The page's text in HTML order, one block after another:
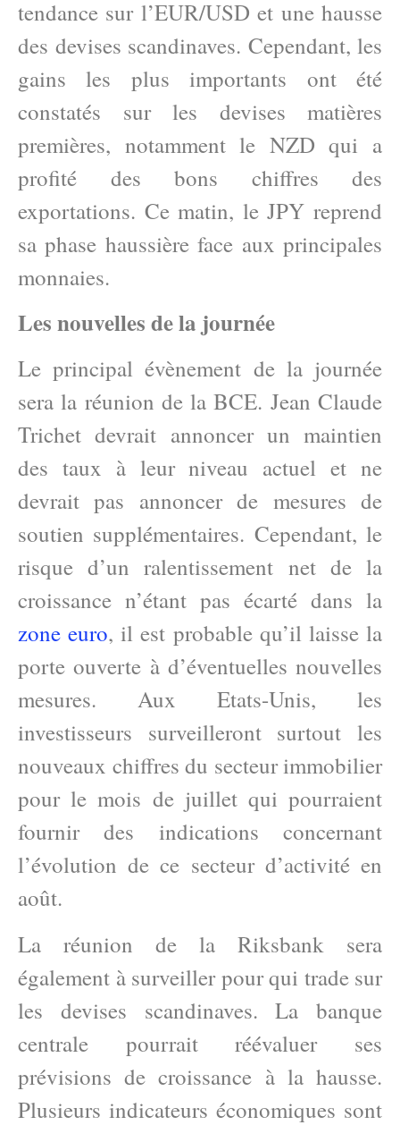
tendance sur l’EUR/USD et une hausse
des devises scandinaves. Cependant, les
gains les plus importants ont été
constatés sur les devises matières
premières, notamment le NZD qui a
profité des bons chiffres des
exportations. Ce matin, le JPY reprend
sa phase haussière face aux principales
monnaies.
Les nouvelles de la journée
Le principal évènement de la journée
sera la réunion de la BCE. Jean Claude
Trichet devrait annoncer un maintien
des taux à leur niveau actuel et ne
devrait pas annoncer de mesures de
soutien supplémentaires. Cependant, le
risque d’un ralentissement net de la
croissance n’étant pas écarté dans la
zone euro, il est probable qu’il laisse la
porte ouverte à d’éventuelles nouvelles
mesures. Aux Etats-Unis, les
investisseurs surveilleront surtout les
nouveaux chiffres du secteur immobilier
pour le mois de juillet qui pourraient
fournir des indications concernant
l’évolution de ce secteur d’activité en
août.
La réunion de la Riksbank sera
également à surveiller pour qui trade sur
les devises scandinaves. La banque
centrale pourrait réévaluer ses
prévisions de croissance à la hausse.
Plusieurs indicateurs économiques sont